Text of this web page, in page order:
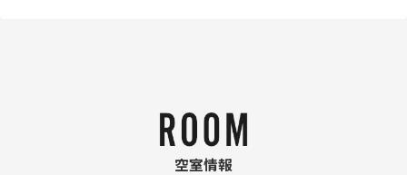
空室情報